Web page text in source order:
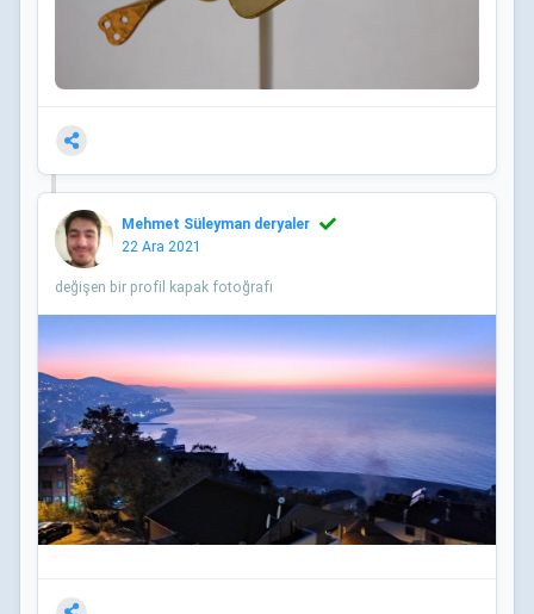
Mehmet Süleyman deryaler
22 Ara 2021
değişen bir profil kapak fotoğrafı